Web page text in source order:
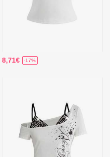
8,71€ -17%